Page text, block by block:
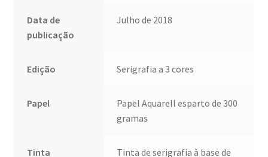
Data de
publicação
Julho de 2018
Edição Serigrafia a 3 cores
Papel
Papel Aquarell esparto de 300
gramas
Tinta
Tinta de serigrafia à base de